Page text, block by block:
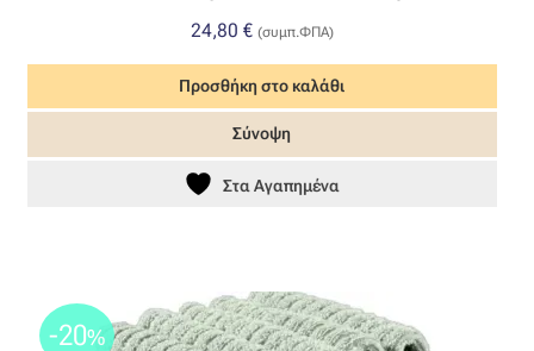
24,80 € (συμπ.ΦΠΑ)
Προσθήκη στο καλάθι
Σύνοψη
Στα Αγαπημένα
-20%